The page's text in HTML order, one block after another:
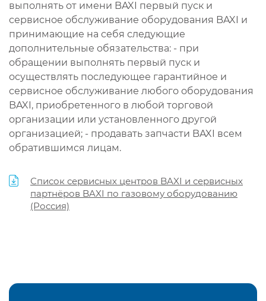
выполнять от имени BAXI первый пуск и
сервисное обслуживание оборудования BAXI и
принимающие на себя следующие
дополнительные обязательства: - при
обращении выполнять первый пуск и
осуществлять последующее гарантийное и
сервисное обслуживание любого оборудования
BAXI, приобретенного в любой торговой
организации или установленного другой
организацией; - продавать запчасти BAXI всем
обратившимся лицам.
Список сервисных центров BAXI и сервисных
партнёров BAXI по газовому оборудованию
(Россия)